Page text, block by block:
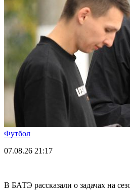
Футбол
07.08.26 21:17
В БАТЭ рассказали о задачах на